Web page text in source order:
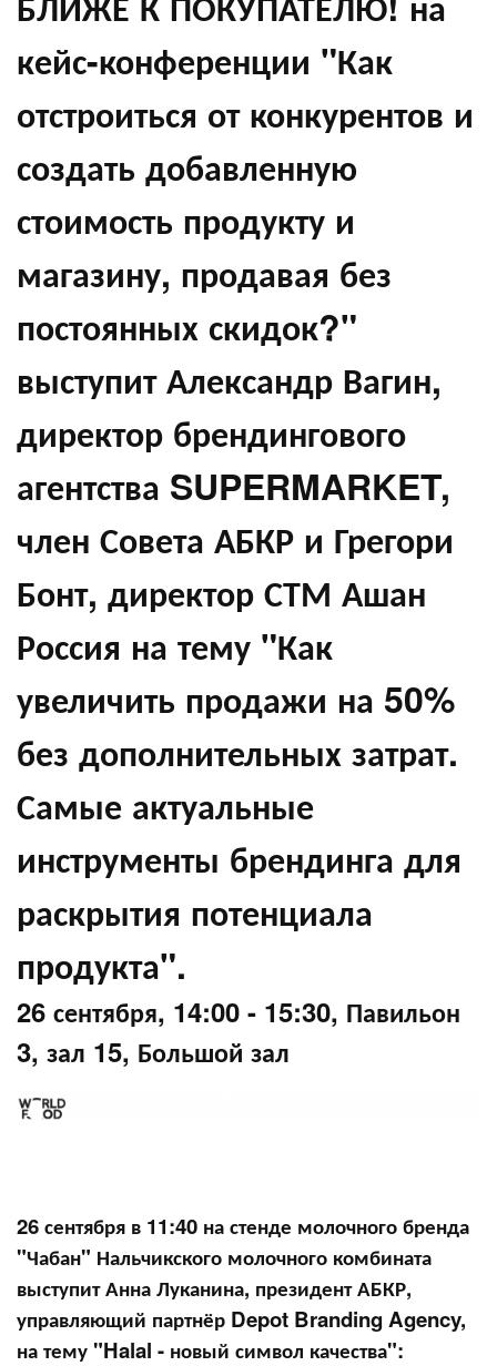
кейс-конференции "Как
отстроиться от конкурентов и
создать добавленную
стоимость продукту и
магазину, продавая без
постоянных скидок?"
выступит Александр Вагин,
директор брендингового
агентства SUPERMARKET,
член Совета АБКР и Грегори
Бонт, директор СТМ Ашан
Россия на тему "Как
увеличить продажи на 50%
без дополнительных затрат.
Самые актуальные
инструменты брендинга для
раскрытия потенциала
продукта".
26 сентября, 14:00 - 15:30, Павильон
3, зал 15, Большой зал
26 сентября в 11:40 на стенде молочного бренда
"Чабан" Нальчикского молочного комбината
выступит Анна Луканина, президент АБКР,
управляющий партнёр Depot Branding Agency,
на тему "Halal - новый символ качества":